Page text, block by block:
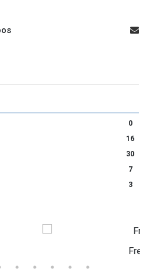
0
16
30
7
3